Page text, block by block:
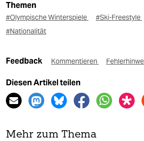
Themen
#Olympische Winterspiele #Ski-Freestyle
#Nationalität
Feedback Kommentieren
Diesen Artikel teilen
Mehr zum Thema